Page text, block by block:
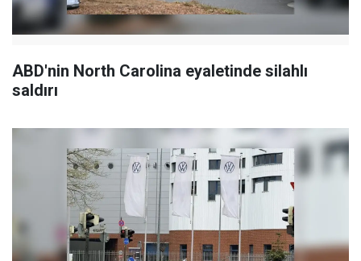
ABD'nin North Carolina eyaletinde silahlı
saldırı